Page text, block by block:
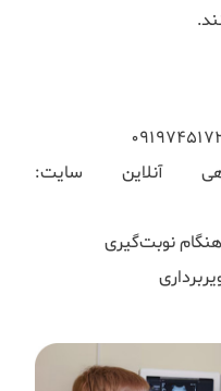
آنلاین سایت:
نوبت‌گیری